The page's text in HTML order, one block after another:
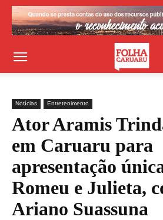
Notícias Entretenimento
Ator Aramis
em Caruaru para
apresentação
Romeu e Julieta,
Ariano Suassuna